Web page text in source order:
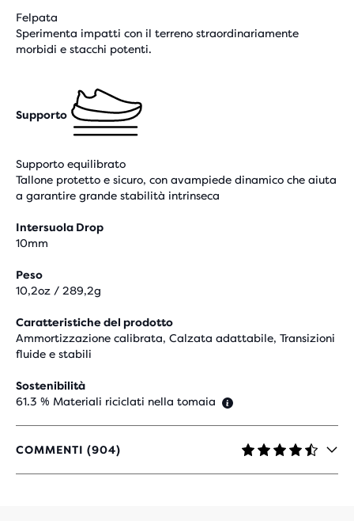
Felpata
Sperimenta impatti con il terreno straordinariamente
morbidi e stacchi potenti.
Supporto
Supporto equilibrato
Tallone protetto e sicuro, con avampiede dinamico che aiuta
a garantire grande stabilità intrinseca
Intersuola Drop
10mm
Peso
10,2oz / 289,2g
Caratteristiche del prodotto
Ammortizzazione calibrata, Calzata adattabile, Transizioni
fluide e stabili
Sostenibilità
61.3 % Materiali riciclati nella tomaia
COMMENTI (904)
4.5
SU